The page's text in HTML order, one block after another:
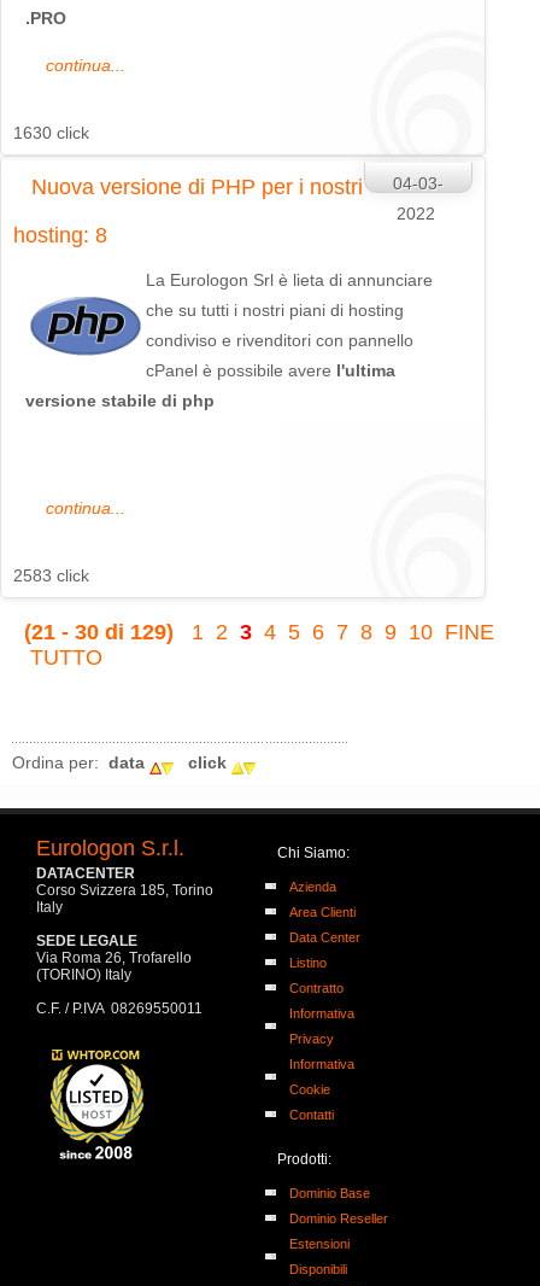
.PRO
continua...
1630 click
04-03-
2022
Nuova versione di PHP per i nostri
hosting: 8
La Eurologon Srl è lieta di annunciare
che su tutti i nostri piani di hosting
condiviso e rivenditori con pannello
cPanel è possibile avere l'ultima
versione stabile di php
continua...
2583 click
(21 - 30 di 129) 1 2 3 4 5 6 7 8 9 10 FINE
TUTTO
Ordina per: data click
Eurologon S.r.l.
DATACENTER
Corso Svizzera 185, Torino
Italy
SEDE LEGALE
Via Roma 26, Trofarello
(TORINO) Italy
C.F. / P.IVA 08269550011
Chi Siamo:
Azienda
Area Clienti
Data Center
Listino
Contratto
Informativa
Privacy
Informativa
Cookie
Contatti
Prodotti:
Dominio Base
Dominio Reseller
Estensioni
Disponibili